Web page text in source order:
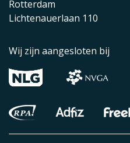
Rotterdam
Lichtenauerlaan 110
Wij zijn aangesloten bij